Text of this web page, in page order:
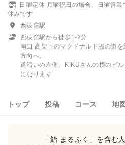
日曜定休 月曜祝日の場合、日曜営業
休みです
西荻窪駅
西荻窪駅から徒歩1-2分
南口 高架下のマクドナルド脇の道
方向へ。
道沿いの左側、KIKUさんの横のビ
になります
トップ 投稿 コース 地
「鮨 まるふく」を含む